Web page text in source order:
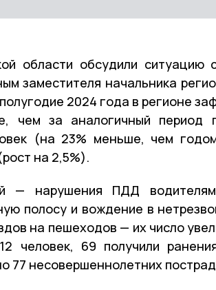
области обсудили ситуацию
заместителя начальника
2024 года в регионе
чем за аналогичный период
(на 23% меньше, чем
на 2,5%).
— нарушения ПДД
полосу и вождение в
на пешеходов — их число
человек, 69 получили
77 несовершеннолетних